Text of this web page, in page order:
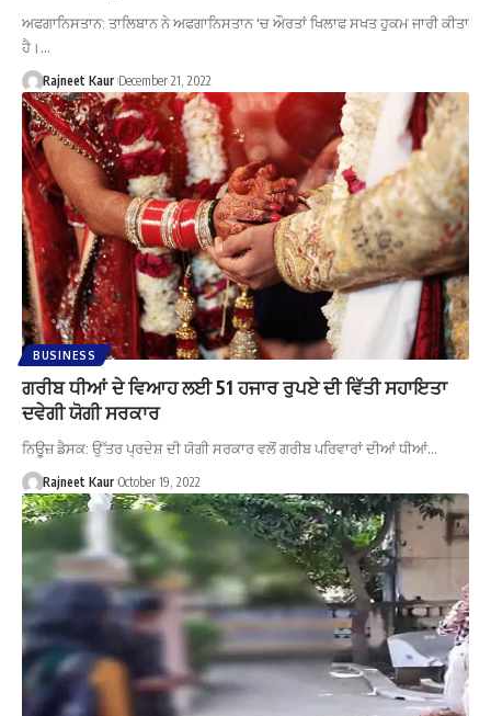
ਅਫਗਾਨਿਸਤਾਨ: ਤਾਲਿਬਾਨ ਨੇ ਅਫਗਾਨਿਸਤਾਨ 'ਚ ਔਰਤਾਂ ਖਿਲਾਫ ਸਖਤ ਹੁਕਮ ਜਾਰੀ ਕੀਤਾ
ਹੈ।…
Rajneet Kaur December 21, 2022
BUSINESS
ਗਰੀਬ ਧੀਆਂ ਦੇ ਵਿਆਹ ਲਈ 51 ਹਜਾਰ ਰੁਪਏ ਦੀ ਵਿੱਤੀ ਸਹਾਇਤਾ
ਦਵੇਗੀ ਯੋਗੀ ਸਰਕਾਰ
ਨਿਊਜ਼ ਡੈਸਕ: ਉੱਤਰ ਪ੍ਰਦੇਸ਼ ਦੀ ਯੋਗੀ ਸਰਕਾਰ ਵਲੋਂ ਗਰੀਬ ਪਰਿਵਾਰਾਂ ਦੀਆਂ ਧੀਆਂ…
Rajneet Kaur October 19, 2022